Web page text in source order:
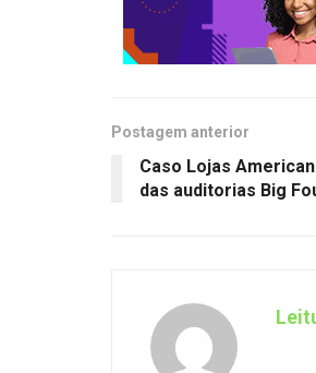
Postagem anterior
Caso Lojas
das auditorias Big